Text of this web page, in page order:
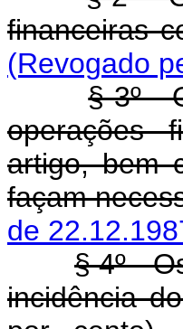
financeiras
(Revogado
§ 3º -
operações
artigo, bem
façam
de
§ 4º -
incidência